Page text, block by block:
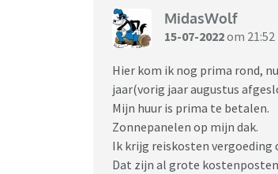
https://www.ad.nl/geld/
kabinet-moet-wat-
MidasWolf
15-07-2022om 21:52
Hier kom ik nog prima rond,
jaar(vorig jaar augustus
Mijn huur is prima te betalen.
Zonnepanelen op mijn dak.
Ik krijg reiskosten
Dat zijn al grote